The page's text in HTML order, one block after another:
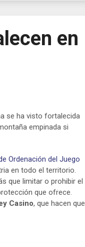
en
se ha visto fortalecida
empinada si
Ordenación del Juego
en todo el territorio.
que limitar o prohibir el
que ofrece.
Casino, que hacen que